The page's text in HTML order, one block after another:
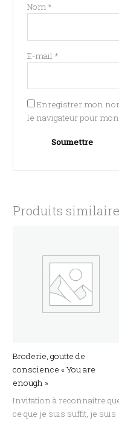
Nom *
E-mail *
Enregistrer mon
le navigateur pour
Produits
Broderie, goutte de
conscience « You are
enough »
Invitation à reconnaitre
ce que je suis suffit, je suis